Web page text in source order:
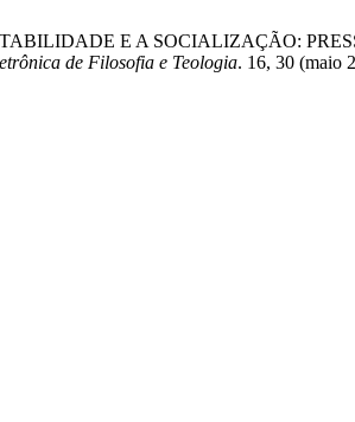
E A SOCIALIZAÇÃO:
de Filosofia e Teologia. 16, 30 (maio